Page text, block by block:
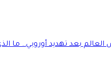
بعد تهديد أوروبي.. ما الذي